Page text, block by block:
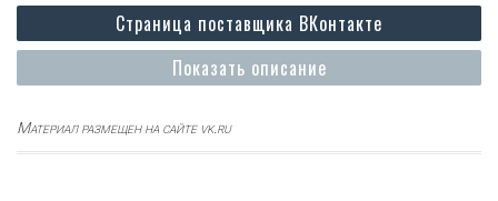
Показать описание
Страница поставщика ВКонтакте
Материал размещен на сайте vk.ru